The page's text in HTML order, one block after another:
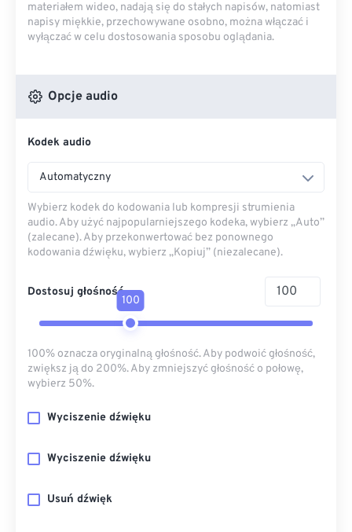
materiałem wideo, nadają się do stałych napisów, natomiast
napisy miękkie, przechowywane osobno, można włączać i
wyłączać w celu dostosowania sposobu oglądania.
Opcje audio
Kodek audio
Automatyczny
Wybierz kodek do kodowania lub kompresji strumienia
audio. Aby użyć najpopularniejszego kodeka, wybierz „Auto”
(zalecane). Aby przekonwertować bez ponownego
kodowania dźwięku, wybierz „Kopiuj” (niezalecane).
Dostosuj głośność
100
100% oznacza oryginalną głośność. Aby podwoić głośność,
zwiększ ją do 200%. Aby zmniejszyć głośność o połowę,
wybierz 50%.
Wyciszenie dźwięku
Wyciszenie dźwięku
Usuń dźwięk